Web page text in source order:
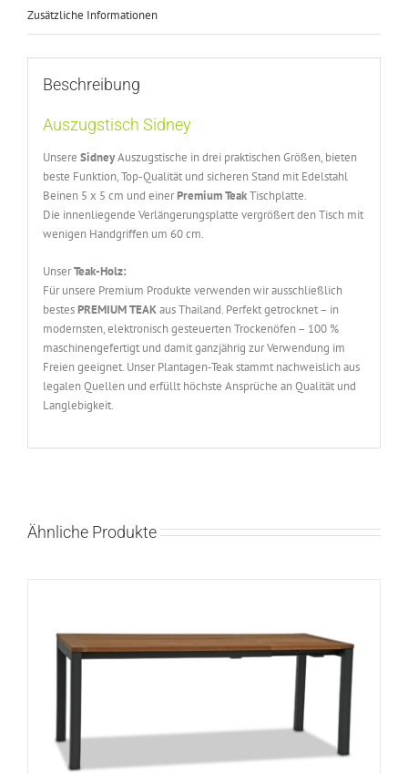
Zusätzliche Informationen
Beschreibung
Auszugstisch Sidney
Unsere SidneyAuszugstische in drei praktischen Größen, bieten
beste Funktion, Top-Qualität und sicheren Stand mit Edelstahl
Beinen 5 x 5 cm und einerPremium TeakTischplatte.
Die innenliegende Verlängerungsplatte vergrößert den Tisch mit
wenigen Handgriffen um 60 cm.
UnserTeak-Holz:
Für unsere Premium Produkte verwenden wir ausschließlich
bestesPREMIUM TEAKaus Thailand. Perfekt getrocknet – in
modernsten, elektronisch gesteuerten Trockenöfen – 100 %
maschinengefertigt und damit ganzjährig zur Verwendung im
Freien geeignet. Unser Plantagen-Teak stammt nachweislich aus
legalen Quellen und erfüllt höchste Ansprüche an Qualität und
Langlebigkeit.
Ähnliche Produkte